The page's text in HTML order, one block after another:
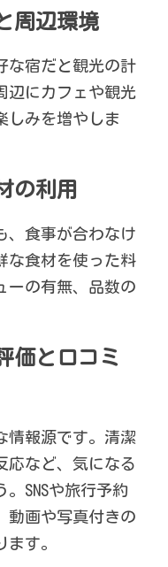
周辺環境
な宿だと観光の計
辺にカフェや観光
しみを増やしま
の利用
、食事が合わなけ
な食材を使った料
ーの有無、品数の
価と口コミ
情報源です。清潔
応など、気になる
SNSや旅行予約
動画や写真付きの
す。